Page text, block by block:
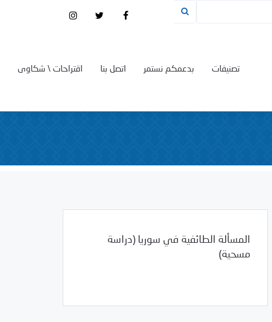
اقتراحات \ شكاوى اتصل بنا بدعمكم نستمر تصنيفات
المسألة الطائفية في سوريا (دراسة
مسحية)